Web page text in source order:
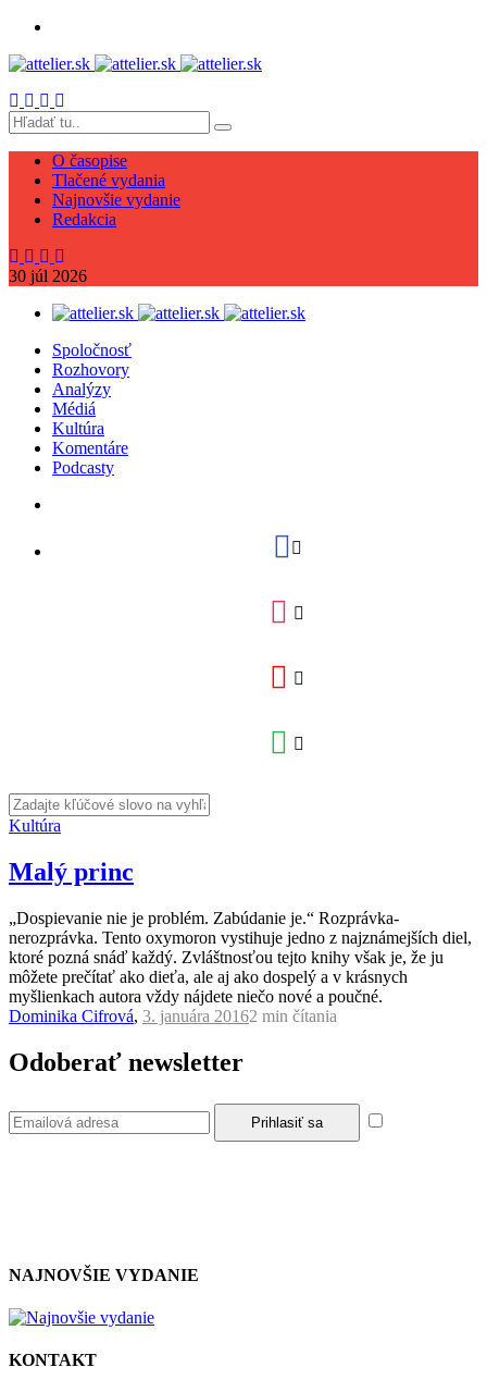
O časopise
Tlačené vydania
Najnovšie vydanie
Redakcia
30 júl 2026
Spoločnosť
Rozhovory
Analýzy
Médiá
Kultúra
Komentáre
Podcasty
Kultúra
Malý princ
„Dospievanie nie je problém. Zabúdanie je.“ Rozprávka-
nerozprávka. Tento oxymoron vystihuje jedno z najznámejších diel,
ktoré pozná snáď každý. Zvláštnosťou tejto knihy však je, že ju
môžete prečítať ako dieťa, ale aj ako dospelý a v krásnych
myšlienkach autora vždy nájdete niečo nové a poučné.
Dominika Cifrová, 3. januára 20162 min čítania
Odoberať newsletter
NAJNOVŠIE VYDANIE
KONTAKT